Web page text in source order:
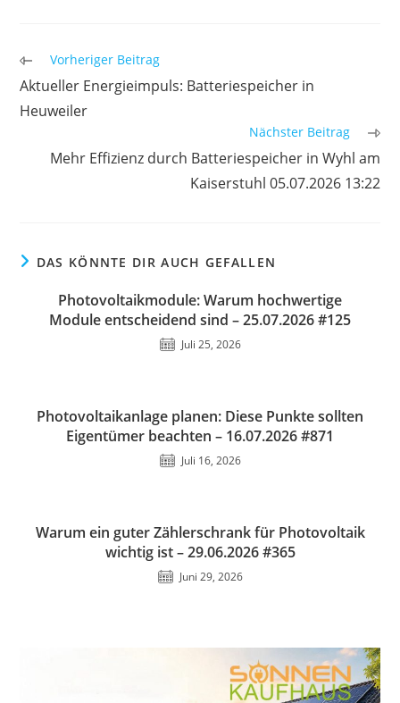
Weitere
Artikel
ansehen
Vorheriger Beitrag
Aktueller Energieimpuls: Batteriespeicher in
Heuweiler
Nächster Beitrag
Mehr Effizienz durch Batteriespeicher in Wyhl am
Kaiserstuhl 05.07.2026 13:22
DAS KÖNNTE DIR AUCH GEFALLEN
Photovoltaikmodule: Warum hochwertige
Module entscheidend sind – 25.07.2026 #125
Juli 25, 2026
Photovoltaikanlage planen: Diese Punkte sollten
Eigentümer beachten – 16.07.2026 #871
Juli 16, 2026
Warum ein guter Zählerschrank für Photovoltaik
wichtig ist – 29.06.2026 #365
Juni 29, 2026